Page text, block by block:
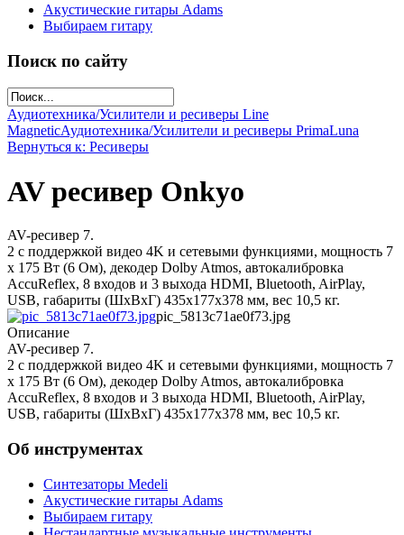
Акустические гитары Adams
Выбираем гитару
Поиск по сайту
Аудиотехника/Усилители и ресиверы Line
MagneticАудиотехника/Усилители и ресиверы PrimaLuna
Вернуться к: Ресиверы
AV ресивер Onkyo
AV-ресивер 7.
2 с поддержкой видео 4K и сетевыми функциями, мощность 7
х 175 Вт (6 Ом), декодер Dolby Atmos, автокалибровка
AccuReflex, 8 входов и 3 выхода HDMI, Bluetooth, AirPlay,
USB, габариты (ШхВхГ) 435x177x378 мм, вес 10,5 кг.
pic_5813c71ae0f73.jpg
Описание
AV-ресивер 7.
2 с поддержкой видео 4K и сетевыми функциями, мощность 7
х 175 Вт (6 Ом), декодер Dolby Atmos, автокалибровка
AccuReflex, 8 входов и 3 выхода HDMI, Bluetooth, AirPlay,
USB, габариты (ШхВхГ) 435x177x378 мм, вес 10,5 кг.
Об инструментах
Синтезаторы Мedeli
Акустические гитары Adams
Выбираем гитару